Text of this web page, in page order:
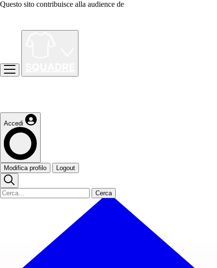
Questo sito contribuisce alla audience de
Accedi
Modifica profilo Logout
Cerca